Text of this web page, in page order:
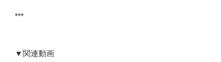
***
▼関連動画